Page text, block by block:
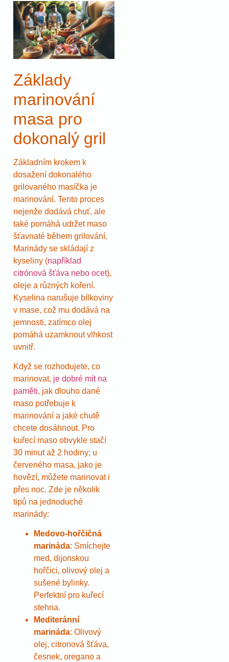
Základy
marinování
masa pro
dokonalý gril
Základním krokem k
dosažení dokonalého
grilovaného masíčka je
marinování. Tento proces
nejenže dodává chuť, ale
také pomáhá udržet maso
šťavnaté během grilování.
Marinády se skládají z
kyseliny (například
citrónová šťáva nebo ocet),
oleje a různých koření.
Kyselina narušuje bílkoviny
v mase, což mu dodává na
jemnosti, zatímco olej
pomáhá uzamknout vlhkost
uvnitř.
Když se rozhodujete, co
marinovat, je dobré mít na
paměti, jak dlouho dané
maso potřebuje k
marinování a jaké chutě
chcete dosáhnout. Pro
kuřecí maso obvykle stačí
30 minut až 2 hodiny; u
červeného masa, jako je
hovězí, můžete marinovat i
přes noc. Zde je několik
tipů na jednoduché
marinády:
Medovo-hořčičná
marináda: Smíchejte
med, dijonskou
hořčici, olivový olej a
sušené bylinky.
Perfektní pro kuřecí
stehna.
Mediteránní
marináda: Olivový
olej, citronová šťáva,
česnek, oregano a